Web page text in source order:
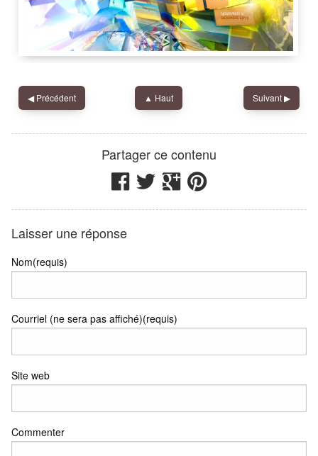
Victor Contemporary Art ,42 Rue des Bains
1202
Nadib Bandi
Victor Contemporary Art
◀︎Précédent ▲ Haut Suivant▶︎
Partager ce contenu
Laisser une réponse
Nom(requis)
Courriel (ne sera pas affiché)(requis)
Site web
Commenter